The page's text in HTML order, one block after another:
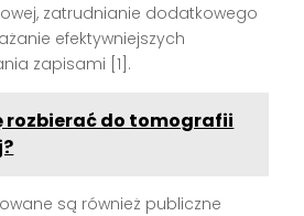
zatrudnianie dodatkowego
efektywniejszych
zapisami [1] .
rozbierać do tomografii
są również publiczne